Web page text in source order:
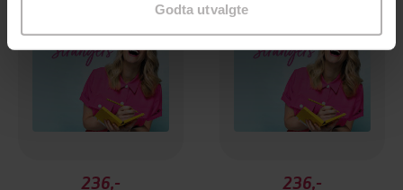
Godta utvalgte
236,-
236,-